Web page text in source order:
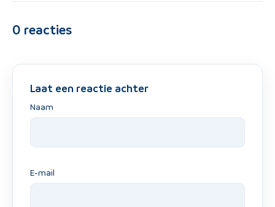
0 reacties
Laat een reactie achter
Naam
E-mail